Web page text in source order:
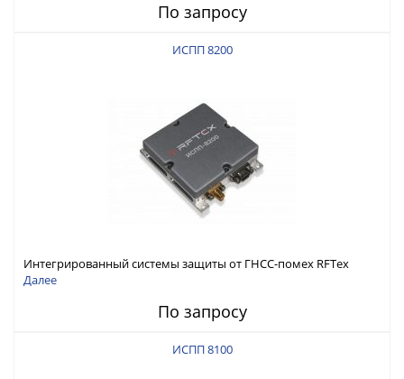
По запросу
ИСПП 8200
Интегрированный системы защиты от ГНСС-помех RFТех
ИСПП 8200
Далее
По запросу
ИСПП 8100